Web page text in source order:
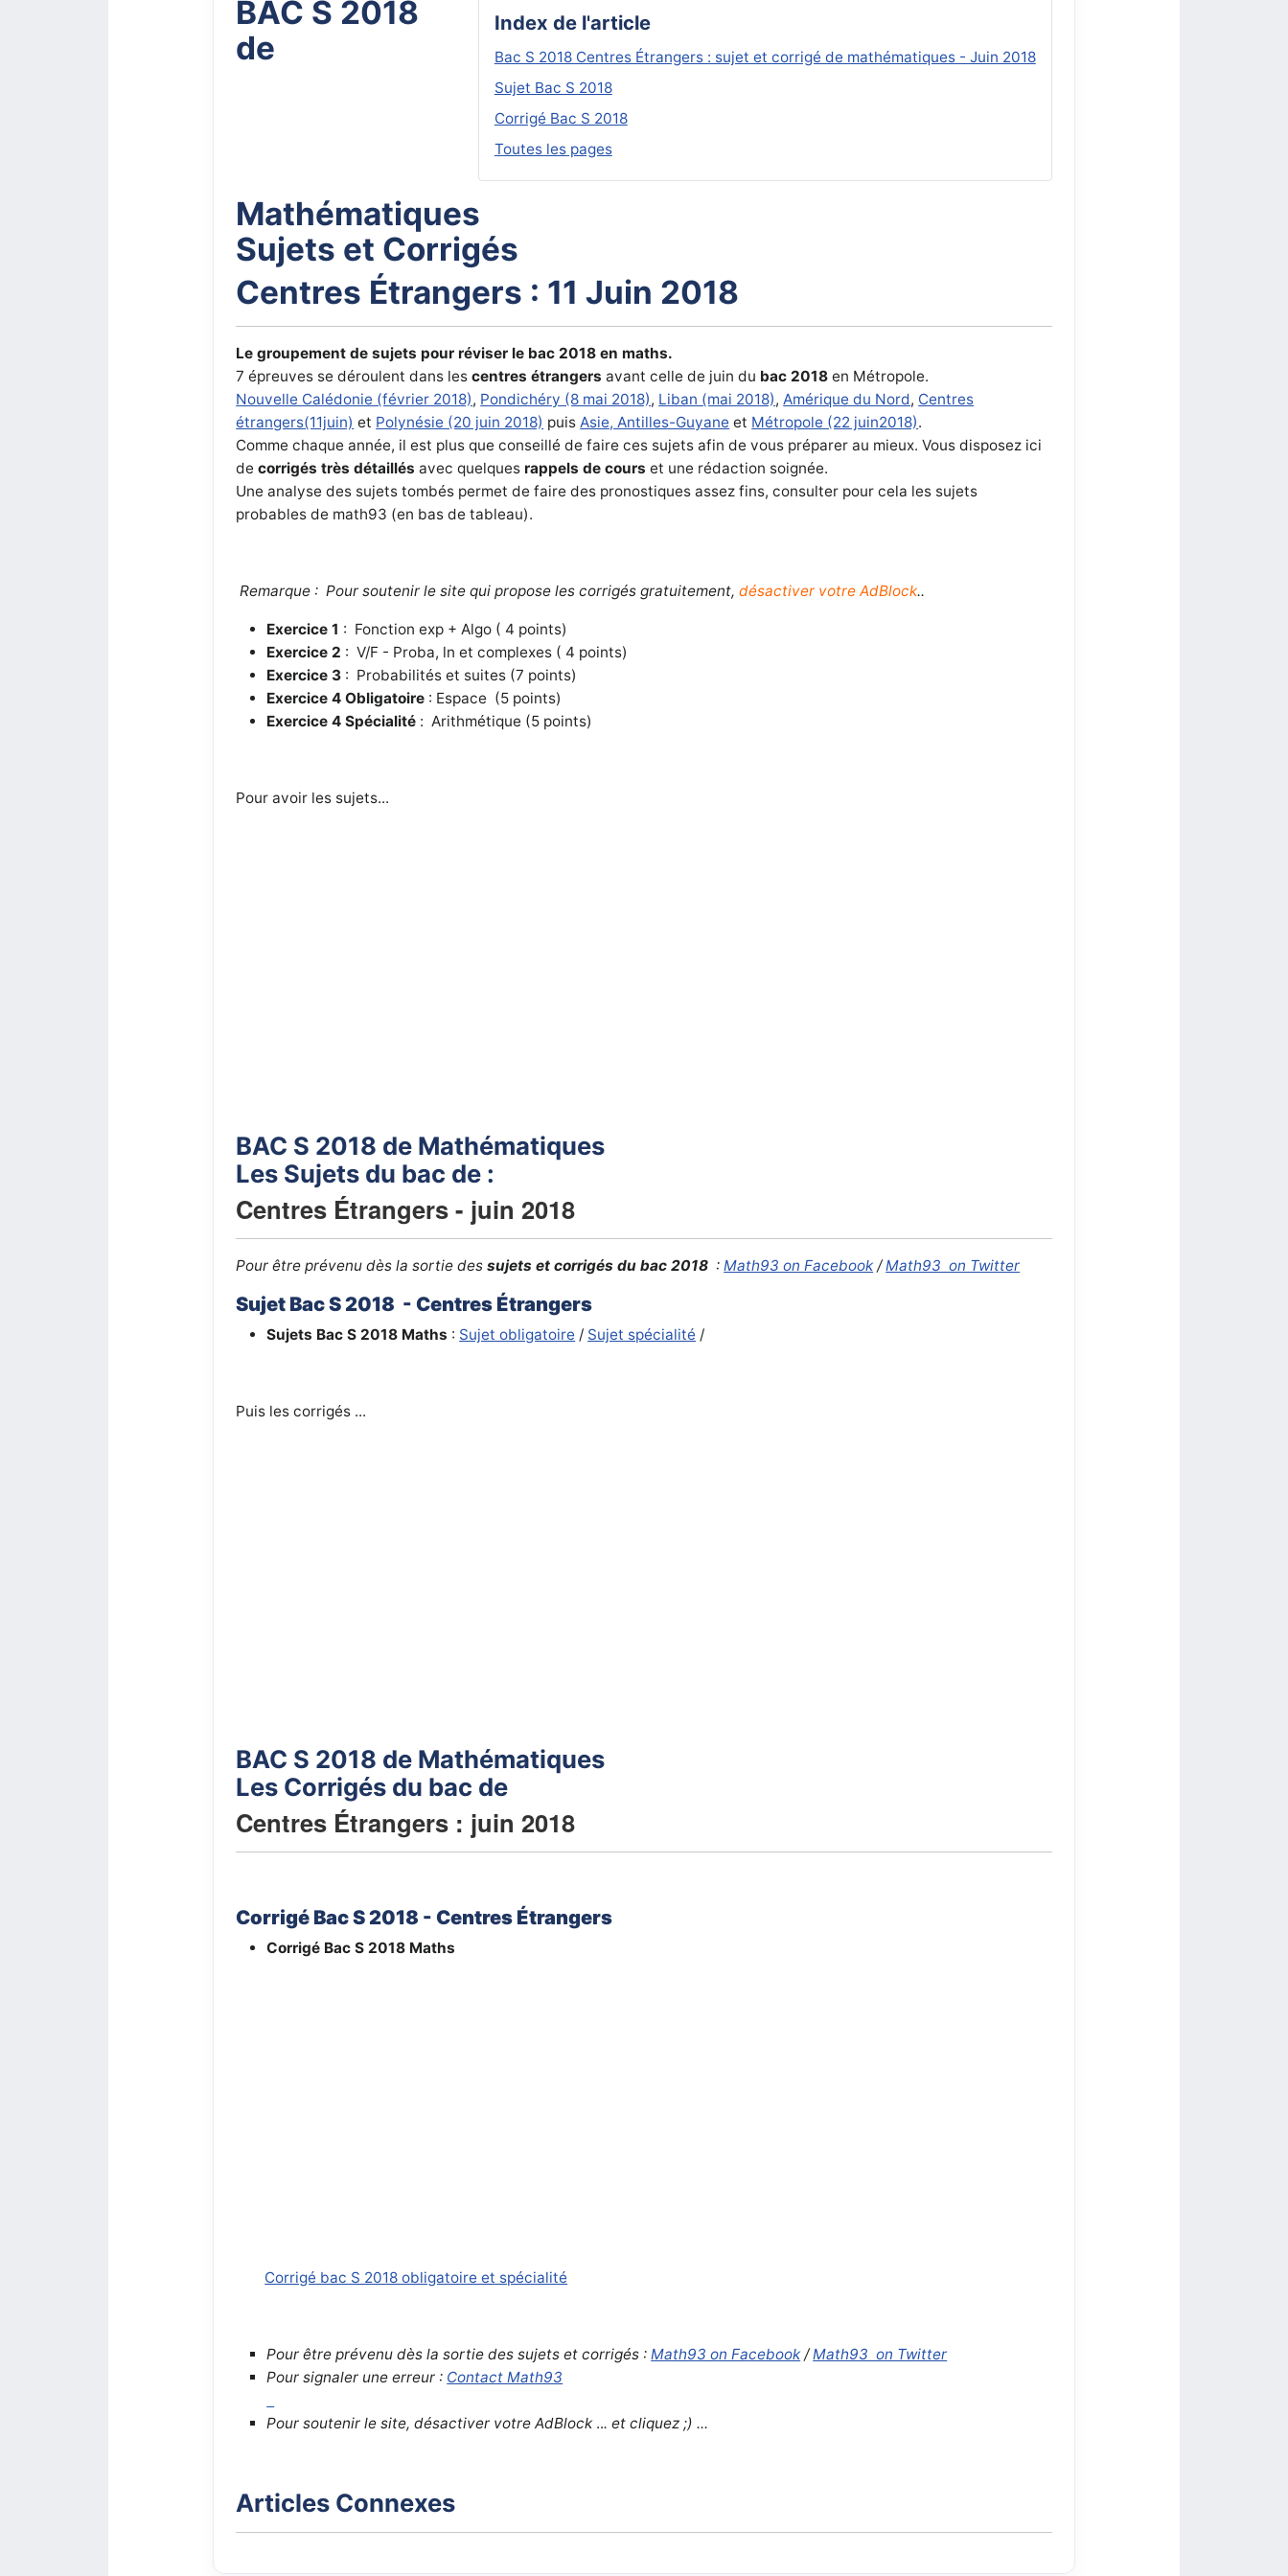
Index de l'article
Bac S 2018 Centres Étrangers : sujet et corrigé de mathématiques - Juin 2018
Sujet Bac S 2018
Corrigé Bac S 2018
Toutes les pages
BAC S 2018
de
Mathématiques
Sujets et Corrigés
Centres Étrangers : 11 Juin 2018
Le groupement de sujets pour réviser le bac 2018 en maths.
7 épreuves se déroulent dans lescentres étrangers avant celle de juin du bac 2018 en Métropole.
Nouvelle Calédonie (février 2018), Pondichéry (8 mai 2018), Liban (mai 2018),Amérique du Nord, Centres
étrangers(11juin) et Polynésie (20 juin 2018) puisAsie, Antilles-Guyane et Métropole (22 juin2018).
Comme chaque année, il est plus que conseillé de faire ces sujets afin de vous préparer au mieux. Vous disposez ici
decorrigés très détaillés avec quelques rappels de cours et une rédaction soignée.
Une analyse des sujets tombés permet de faire des pronostiques assez fins, consulter pour cela les sujets
probables de math93 (en bas de tableau).
Remarque :Pour soutenir le site qui propose les corrigés gratuitement,désactiver votre AdBlock..
Exercice 1 : Fonction exp + Algo ( 4 points)
Exercice 2 : V/F - Proba, ln et complexes ( 4 points)
Exercice 3 : Probabilités et suites (7 points)
Exercice 4 Obligatoire : Espace (5 points)
Exercice 4 Spécialité : Arithmétique (5 points)
Pour avoir les sujets...
BAC S 2018 de Mathématiques
Les Sujets du bac de :
Centres Étrangers - juin 2018
Pour être prévenu dès la sortie dessujets et corrigés du bac 2018 : Math93 on Facebook/Math93 on Twitter
Sujet Bac S 2018 - Centres Étrangers
Sujets Bac S 2018 Maths : Sujet obligatoire / Sujet spécialité /
Puis les corrigés ...
BAC S 2018 de Mathématiques
Les Corrigés du bac de
Centres Étrangers : juin 2018
Corrigé Bac S 2018 - Centres Étrangers
Corrigé Bac S 2018 Maths
Corrigé bac S 2018 obligatoire et spécialité
Pour être prévenu dès la sortie des sujets et corrigés :Math93 on Facebook/Math93 on Twitter
Pour signaler une erreur : Contact Math93
Pour soutenir le site, désactiver votre AdBlock... et cliquez ;) ...
Articles Connexes